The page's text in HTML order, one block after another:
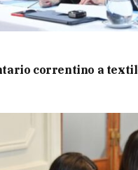
correntino a